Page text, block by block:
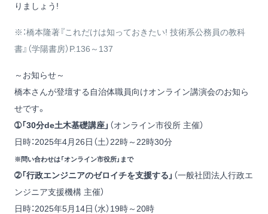
りましょう!
※：橋本隆著『これだけは知っておきたい! 技術系公務員の教科
書』 （学陽書房）P.136～137
～お知らせ～
橋本さんが登壇する自治体職員向けオンライン講演会のお知ら
せです。
➀「30分de土木基礎講座」 （オンライン市役所 主催）
日時：2025年4月26日（土）22時～22時30分
※問い合わせは「オンライン市役所」 まで
➁「行政エンジニアのゼロイチを支援する」 （一般社団法人行政エ
ンジニア支援機構 主催）
日時：2025年5月14日（水）19時～20時